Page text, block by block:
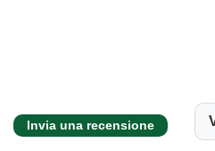
Invia una recensione